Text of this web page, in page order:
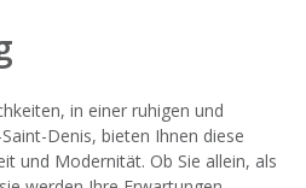
in einer ruhigen und
Denis, bieten Ihnen diese
und Modernität. Ob Sie allein, als